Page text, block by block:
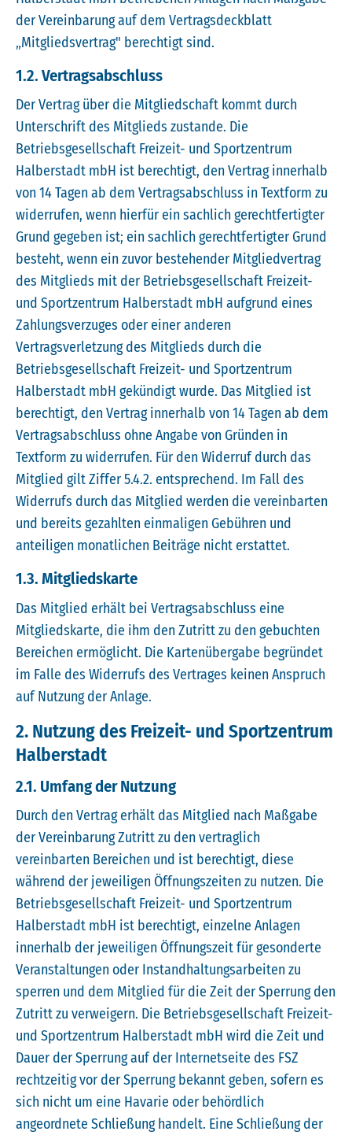
der Vereinbarung auf dem Vertragsdeckblatt
„Mitgliedsvertrag" berechtigt sind.
1.2. Vertragsabschluss
Der Vertrag über die Mitgliedschaft kommt durch
Unterschrift des Mitglieds zustande. Die
Betriebsgesellschaft Freizeit- und Sportzentrum
Halberstadt mbH ist berechtigt, den Vertrag innerhalb
von 14 Tagen ab dem Vertragsabschluss in Textform zu
widerrufen, wenn hierfür ein sachlich gerechtfertigter
Grund gegeben ist; ein sachlich gerechtfertigter Grund
besteht, wenn ein zuvor bestehender Mitgliedvertrag
des Mitglieds mit der Betriebsgesellschaft Freizeit-
und Sportzentrum Halberstadt mbH aufgrund eines
Zahlungsverzuges oder einer anderen
Vertragsverletzung des Mitglieds durch die
Betriebsgesellschaft Freizeit- und Sportzentrum
Halberstadt mbH gekündigt wurde. Das Mitglied ist
berechtigt, den Vertrag innerhalb von 14 Tagen ab dem
Vertragsabschluss ohne Angabe von Gründen in
Textform zu widerrufen. Für den Widerruf durch das
Mitglied gilt Ziffer 5.4.2. entsprechend. Im Fall des
Widerrufs durch das Mitglied werden die vereinbarten
und bereits gezahlten einmaligen Gebühren und
anteiligen monatlichen Beiträge nicht erstattet.
1.3. Mitgliedskarte
Das Mitglied erhält bei Vertragsabschluss eine
Mitgliedskarte, die ihm den Zutritt zu den gebuchten
Bereichen ermöglicht. Die Kartenübergabe begründet
im Falle des Widerrufs des Vertrages keinen Anspruch
auf Nutzung der Anlage.
2. Nutzung des Freizeit- und Sportzentrum
Halberstadt
2.1. Umfang der Nutzung
Durch den Vertrag erhält das Mitglied nach Maßgabe
der Vereinbarung Zutritt zu den vertraglich
vereinbarten Bereichen und ist berechtigt, diese
während der jeweiligen Öffnungszeiten zu nutzen. Die
Betriebsgesellschaft Freizeit- und Sportzentrum
Halberstadt mbH ist berechtigt, einzelne Anlagen
innerhalb der jeweiligen Öffnungszeit für gesonderte
Veranstaltungen oder Instandhaltungsarbeiten zu
sperren und dem Mitglied für die Zeit der Sperrung den
Zutritt zu verweigern. Die Betriebsgesellschaft Freizeit-
und Sportzentrum Halberstadt mbH wird die Zeit und
Dauer der Sperrung auf der Internetseite des FSZ
rechtzeitig vor der Sperrung bekannt geben, sofern es
sich nicht um eine Havarie oder behördlich
angeordnete Schließung handelt. Eine Schließung der